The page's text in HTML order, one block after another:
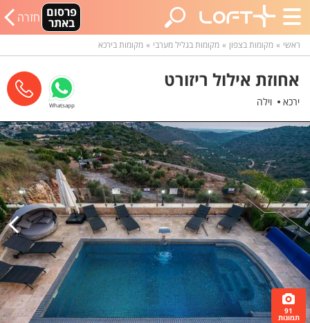
פרסום
באתר חזרה
ראשי מקומות בצפון מקומות בגליל מערבי מקומות בירכא
אחוזת אילול ריזורט
ירכא וילה Whatsapp
91
תמונות